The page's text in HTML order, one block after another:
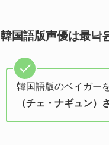
韓国語版声優は最낙
韓国語版のベイガー
（チェ・ナギュン）